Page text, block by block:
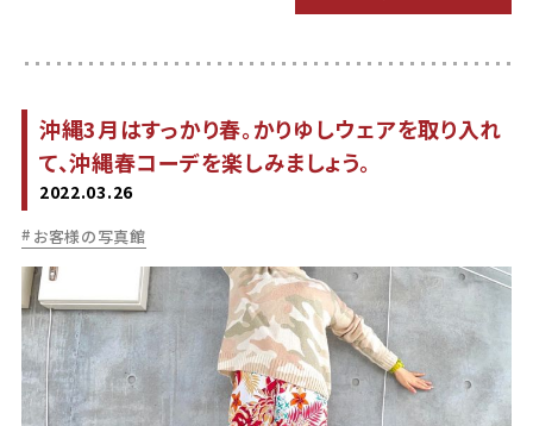
沖縄3月はすっかり春。かりゆしウェアを取り入れ
て、沖縄春コーデを楽しみましょう。
2022.03.26
お客様の写真館